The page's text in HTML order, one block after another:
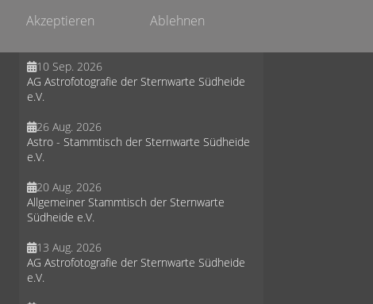
19 Sep. 2026
10 Sep. 2026
AG Astrofotografie der Sternwarte Südheide
e.V.
26 Aug. 2026
Astro - Stammtisch der Sternwarte Südheide
e.V.
20 Aug. 2026
Allgemeiner Stammtisch der Sternwarte
Südheide e.V.
13 Aug. 2026
AG Astrofotografie der Sternwarte Südheide
e.V.
Akzeptieren Ablehnen